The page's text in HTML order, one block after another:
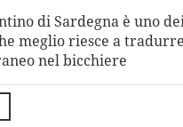
di Sardegna è uno
meglio riesce a
nel bicchiere